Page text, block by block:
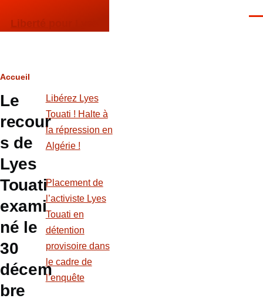
Liberté pour Lyes
Fil
d'Ariane
Accueil
Le
recour
s de
Lyes
Touati
exami
né le
30
décem
bre
Libérez Lyes
Touati ! Halte à
la répression en
Algérie !
Placement de
l’activiste Lyes
Touati en
détention
provisoire dans
le cadre de
l’enquête